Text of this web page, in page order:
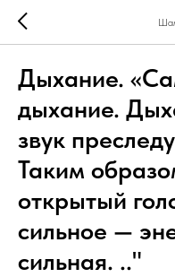
Дыхание.
дыхание.
звук
Таким
открытый
сильное —
сильная. .."